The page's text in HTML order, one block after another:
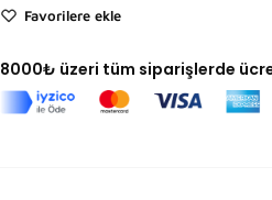
Favorilere ekle
8000₺ üzeri tüm siparişlerde